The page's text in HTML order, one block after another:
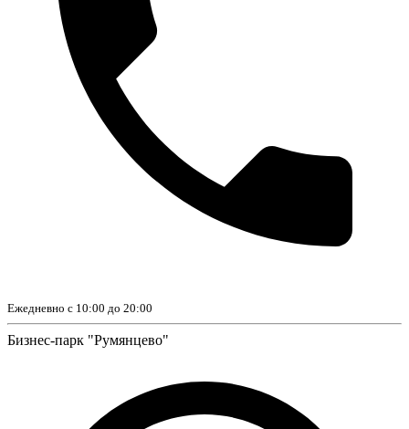
Ежедневно с 10:00 до 20:00
Бизнес-парк "Румянцево"